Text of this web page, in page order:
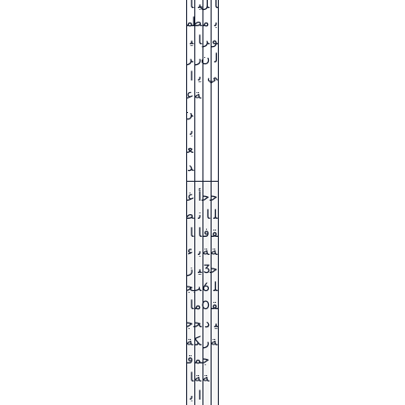
ا
ب
و
ل
ي
ل
م
ر
ن
ب
ط
ا
ر
ي
ة
ا
م
ي
ر
ا
ع
ن
ب
ع
د
ح
ل
ق
ة
ح
ل
ق
ي
ة
ح
ا
ف
ة
3
6
0
د
ر
ج
ة
أ
ن
ا
ب
ي
ب
م
ح
ك
م
ة
ا
غ
ط
ا
ء
ز
ج
ا
ج
ة
ق
ا
ب